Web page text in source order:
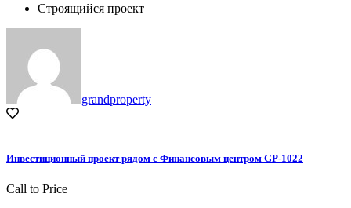
Строящийся проект
grandproperty
Инвестиционный проект рядом с Финансовым центром GP-1022
Call to Price